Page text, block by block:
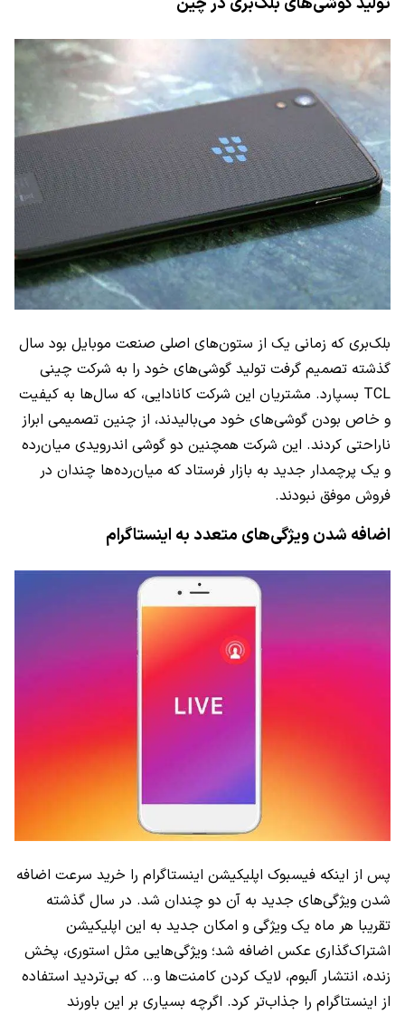
بلک‌بری که زمانی یک از ستون‌های اصلی صنعت موبایل بود سال
گذشته تصمیم گرفت تولید گوشی‌های خود را به شرکت چینی
TCL بسپارد. مشتریان این شرکت کانادایی، که سال‌ها به کیفیت
و خاص بودن گوشی‌های خود می‌بالیدند، از چنین تصمیمی ابراز
ناراحتی کردند. این شرکت همچنین دو گوشی اندرویدی میان‌رده
و یک پرچمدار جدید به بازار فرستاد که میان‌رده‌ها چندان در
فروش موفق نبودند.
اضافه شدن ویژگی‌های متعدد به اینستاگرام
پس از اینکه فیسبوک اپلیکیشن اینستاگرام را خرید سرعت اضافه
شدن ویژگی‌های جدید به آن دو چندان شد. در سال گذشته
تقریبا هر ماه یک ویژگی و امکان جدید به این اپلیکیشن
اشتراک‌گذاری عکس اضافه شد؛ ویژگی‌هایی مثل استوری، پخش
زنده، انتشار آلبوم، لایک کردن کامنت‌ها و… که بی‌تردید استفاده
از اینستاگرام را جذاب‌تر کرد. اگرچه بسیاری بر این باورند